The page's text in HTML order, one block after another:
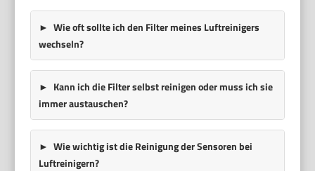
Wie oft sollte ich den Filter meines Luftreinigers
wechseln?
Kann ich die Filter selbst reinigen oder muss ich sie
immer austauschen?
Wie wichtig ist die Reinigung der Sensoren bei
Luftreinigern?